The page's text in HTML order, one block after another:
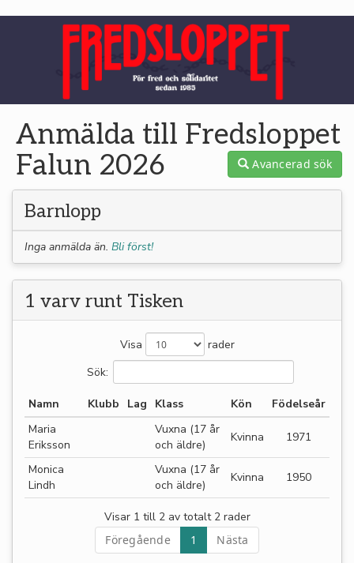
Anmälda till Fredsloppet
Falun 2026
Avancerad sök
Barnlopp
Inga anmälda än. Bli först!
1 varv runt Tisken
Visa
rader
Sök:
Namn Klubb Lag Klass Kön
Födelseår
Maria
Eriksson
Vuxna (17 år
och äldre)
Kvinna 1971
Monica
Lindh
Vuxna (17 år
och äldre)
Kvinna 1950
Visar 1 till 2 av totalt 2 rader
Föregående
1 Nästa